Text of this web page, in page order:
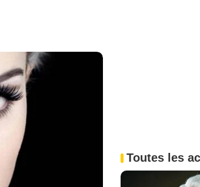
Toutes les